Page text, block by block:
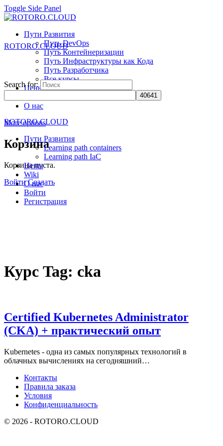
Toggle Side Panel
Пути Развития
Путь DevOps
Путь Контейнеризации
Путь Инфраструктуры как Кода
Путь Разработчика
Все курсы
Цены
О нас
More options
Корзина
Корзина пуста.
Войти Создать
ROTORO.CLOUD
Search for:
ROTORO.CLOUD
Пути Развития
Learning path containers
Learning path IaC
Цены
Wiki
О нас
Войти
Регистрация
Курс Tag: cka
Certified Kubernetes Administrator
(CKA) + практический опыт
Kubernetes - одна из самых популярных технологий в
облачных вычислениях на сегодняшний…
Контакты
Правила заказа
Условия
Конфиденциальность
© 2026 - ROTORO.CLOUD